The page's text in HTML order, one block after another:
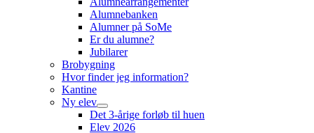
Alumnebanken
Alumner på SoMe
Er du alumne?
Jubilarer
Brobygning
Hvor finder jeg information?
Kantine
Ny elev
Det 3-årige forløb til huen
Elev 2026